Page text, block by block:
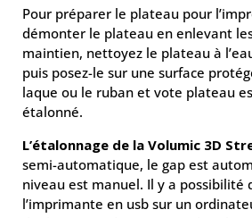
Pour préparer le plateau pour
démonter le plateau en enlevant
maintien, nettoyez le plateau à
puis posez-le sur une surface
laque ou le ruban et vote plateau
étalonné.
L’étalonnage de la Volumic 3D
semi-automatique, le gap est
niveau est manuel. Il y a possibilité
l’imprimante en usb sur un